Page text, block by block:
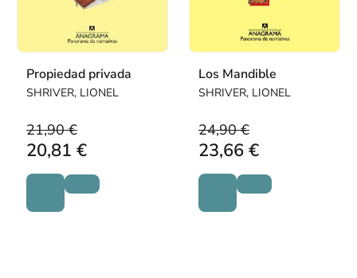
Propiedad privada
SHRIVER, LIONEL
21,90 €
20,81 €
Los Mandible
SHRIVER, LIONEL
24,90 €
23,66 €